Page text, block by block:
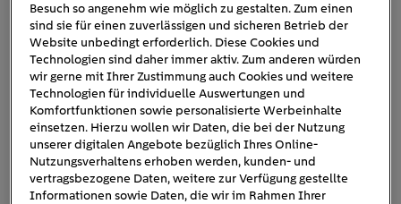
hydraulischer-abgleich-
heizung-einstellen
Besuch so angenehm wie möglich zu gestalten. Zum einen
sind sie für einen zuverlässigen und sicheren Betrieb der
Website unbedingt erforderlich. Diese Cookies und
Technologien sind daher immer aktiv. Zum anderen würden
wir gerne mit Ihrer Zustimmung auch Cookies und weitere
Technologien für individuelle Auswertungen und
Komfortfunktionen sowie personalisierte Werbeinhalte
einsetzen. Hierzu wollen wir Daten, die bei der Nutzung
unserer digitalen Angebote bezüglich Ihres Online-
Nutzungsverhaltens erhoben werden, kunden- und
vertragsbezogene Daten, weitere zur Verfügung gestellte
Informationen sowie Daten, die wir im Rahmen Ihrer